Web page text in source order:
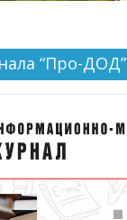
“Про-ДОД”